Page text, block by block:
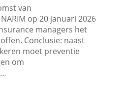
van
op 20 januari 2026
managers het
Conclusie: naast
moet preventie
om